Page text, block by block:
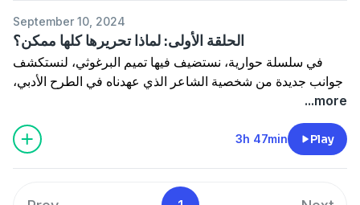
جريئة ويقدم رؤية تجمع بين التحليل السياسي والدروس
September 10, 2024
الحلقة الأولى: لماذا تحريرها كلها ممكن؟
في سلسلة حوارية، نستضيف فيها تميم البرغوثي، لنستكشف
جوانب جديدة من شخصية الشاعر الذي عهدناه في الطرح الأدبي،
ولكن هذه المرة بنظرة سياسية معمقة. حيث تقدّم لنا الإعلامية
حياة اليماني حوارًا شيقًا يمتد عبر عدة حلقات، تستكشف فيها
رؤى تميم السياسية والفكرية. نتناول في الحلقة نقاشًا حول
جدلية التحرير الممكن وثنائية الأمة والدولة، ويتعمق معنا في
محاور وتفاصيل عميقة يسردها لنا تميم بأسلوبه الجذاب في حلقة
...more
3h 47min Play